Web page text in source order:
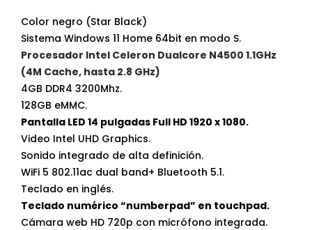
Color negro (Star Black)
Sistema Windows 11 Home 64bit en modo S.
Procesador Intel Celeron Dualcore N4500 1.1GHz
(4M Cache, hasta 2.8 GHz)
4GB DDR4 3200Mhz.
128GB eMMC.
Pantalla LED 14 pulgadas Full HD 1920 x 1080.
Video Intel UHD Graphics.
Sonido integrado de alta definición.
WiFi 5 802.11ac dual band+ Bluetooth 5.1.
Teclado en inglés.
Teclado numérico “numberpad” en touchpad.
Cámara web HD 720p con micrófono integrada.